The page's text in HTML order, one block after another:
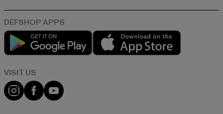
Play market
Visit our Instagram page:
Visit our Facebook page:
Visit our YouTube channel: